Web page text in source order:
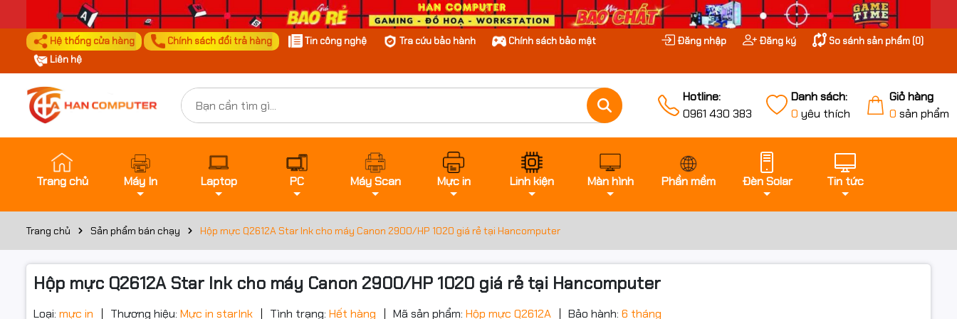
Hệ thống cửa hàng Chính sách đổi trả hàng Tin công nghệ Tra cứu bảo hành
Chính sách bảo mật
Liên hệ
Đăng nhập Đăng ký So sánh sản phẩm (0)
Hotline:
0961 430 383
Danh sách:
0 yêu thích
Giỏ hàng
0 sản phẩm
Trang chủ Máy In Laptop PC Máy Scan Mực in Linh kiện Màn hình Phần mềm Đèn Solar Tin tức
Trang chủ Sản phẩm bán chạy Hộp mực Q2612A Star Ink cho máy Canon 2900/HP 1020 giá rẻ tại Hancomputer
Hộp mực Q2612A Star Ink cho máy Canon 2900/HP 1020 giá rẻ tại Hancomputer
Loại: mực in Thương hiệu: Mực in starInk Tình trạng: Hết hàng Mã sản phẩm: Hộp mực Q2612A Bảo hành: 6 tháng